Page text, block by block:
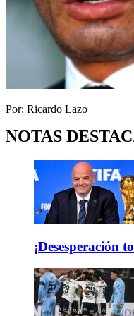
Por: Ricardo Lazo
NOTAS